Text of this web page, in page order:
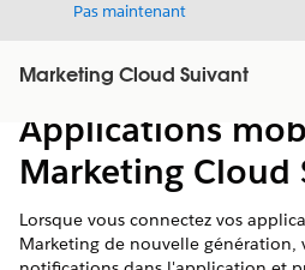
Pas maintenant
Marketing Cloud Suivant
Afficher la table des
Table des
matières
Applications
Marketing Cloud
Lorsque vous connectez vos
Marketing de nouvelle génération,